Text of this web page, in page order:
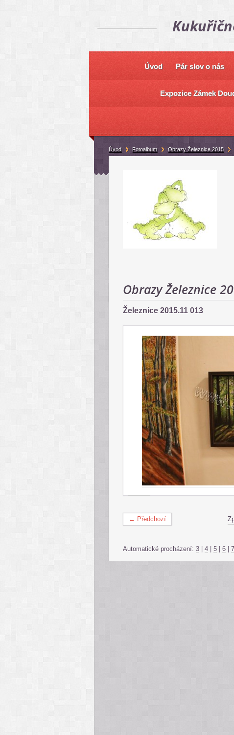
Úvod Pár slov o nás
Expozice Zámek
Obrazy Železnice
Železnice 2015.11 013
← Předchozí
Automatické procházení: 3 4 5 6 7
Úvod Fotoalbum Obrazy Železnice 2015